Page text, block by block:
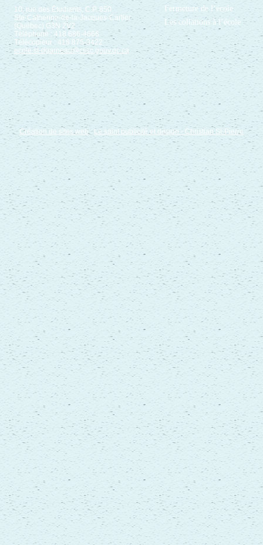
10, rue des Étudiants, C.P. 850
Ste-Catherine-de-la-Jacques-Cartier
(Québec) G3N 2V2
Téléphone : 418 686-4666
Télécopieur : 418 875-3422
ecole.st-dgarneau@cssc.gouv.qc.ca
Fermeture de l’école
Les collations à l’école
Création de sites web: Le saint publicité et design - Christian St-Pierre